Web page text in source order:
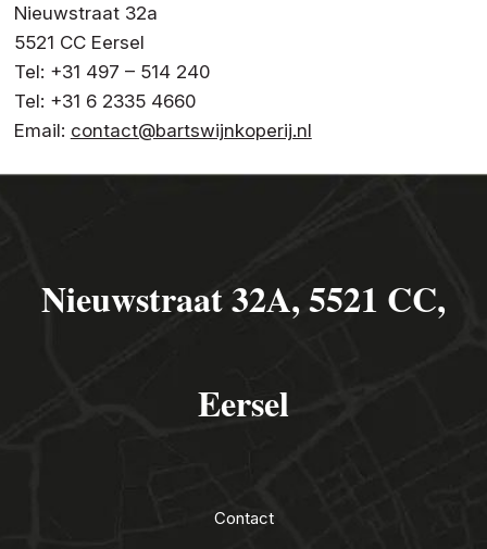
Nieuwstraat 32a
5521 CC Eersel
Tel: +31 497 – 514 240
Tel: +31 6 2335 4660
Email: contact@bartswijnkoperij.nl
Nieuwstraat 32A, 5521 CC,
Eersel
Contact